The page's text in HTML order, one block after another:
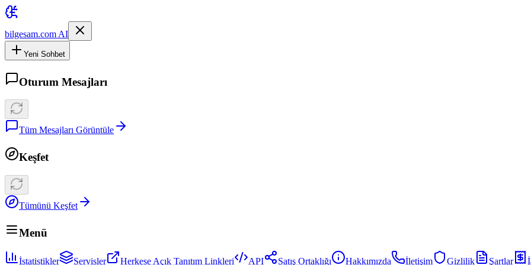
bilgesam.com AI
Yeni Sohbet
Oturum Mesajları
Tüm Mesajları Görüntüle
Keşfet
Tümünü Keşfet
Menü
İstatistikler Servisler Herkese Açık Tanıtım Linkleri API Satış Ortaklığı Hakkımızda İletişim Gizlilik Şartlar